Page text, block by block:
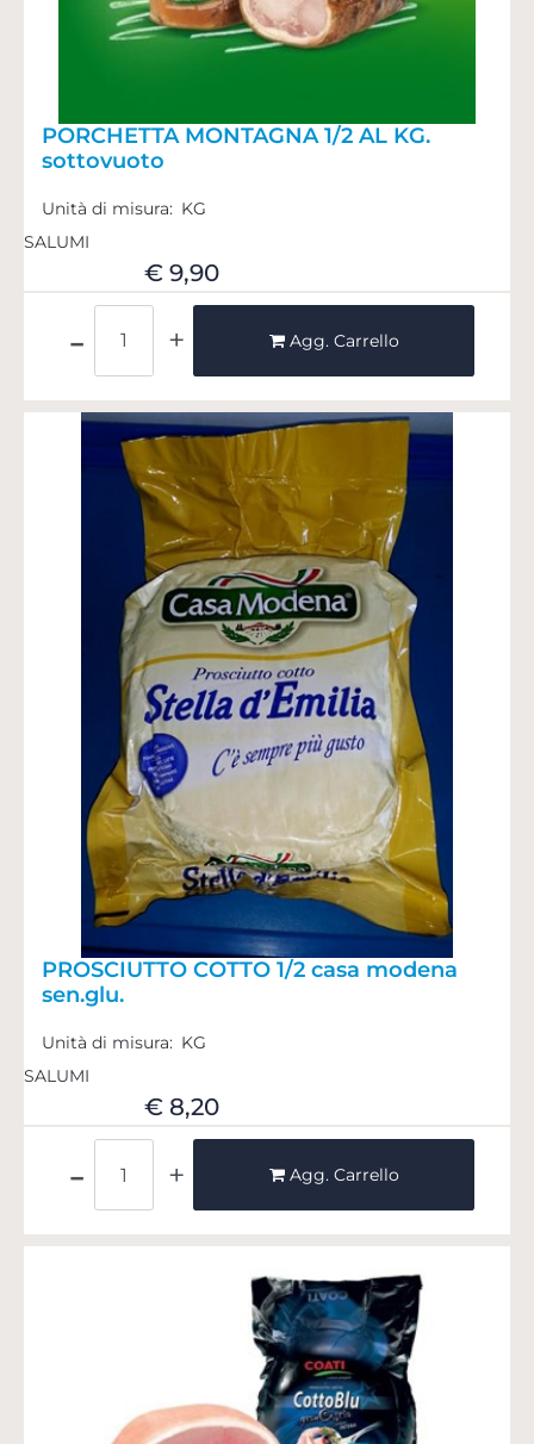
PORCHETTA MONTAGNA 1/2 AL KG.
sottovuoto
Unità di misura: KG
SALUMI
€ 9,90
Agg. Carrello
PROSCIUTTO COTTO 1/2 casa modena
sen.glu.
Unità di misura: KG
SALUMI
€ 8,20
Agg. Carrello